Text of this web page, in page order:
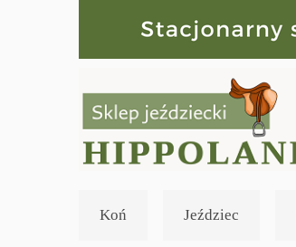
Koń Jeździec